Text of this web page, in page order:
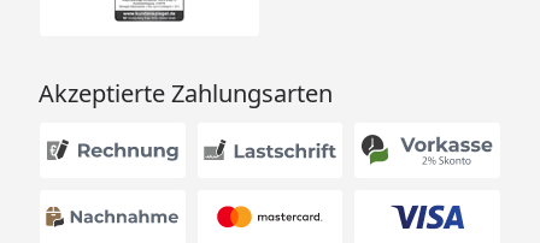
Akzeptierte Zahlungsarten